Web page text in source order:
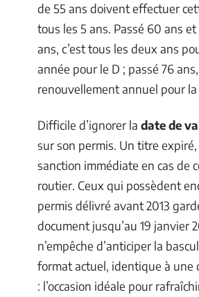
de 55 ans doivent effectuer
tous les 5 ans. Passé 60 ans et
ans, c’est tous les deux ans
année pour le D ; passé 76 ans,
renouvellement annuel pour la
Difficile d’ignorer la date de
sur son permis. Un titre expiré,
sanction immédiate en cas de
routier. Ceux qui possèdent
permis délivré avant 2013
document jusqu’au 19 janvier
n’empêche d’anticiper la
format actuel, identique à une
: l’occasion idéale pour